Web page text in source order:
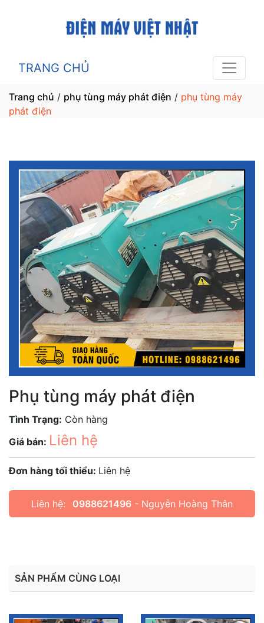
TRANG CHỦ
Trang chủ / phụ tùng máy phát điện / phụ tùng máy
phát điện
Phụ tùng máy phát điện
Tình Trạng: Còn hàng
Giá bán: Liên hệ
Đơn hàng tối thiểu: Liên hệ
Liên hệ: 0988621496 - Nguyễn Hoàng Thân
SẢN PHẨM CÙNG LOẠI